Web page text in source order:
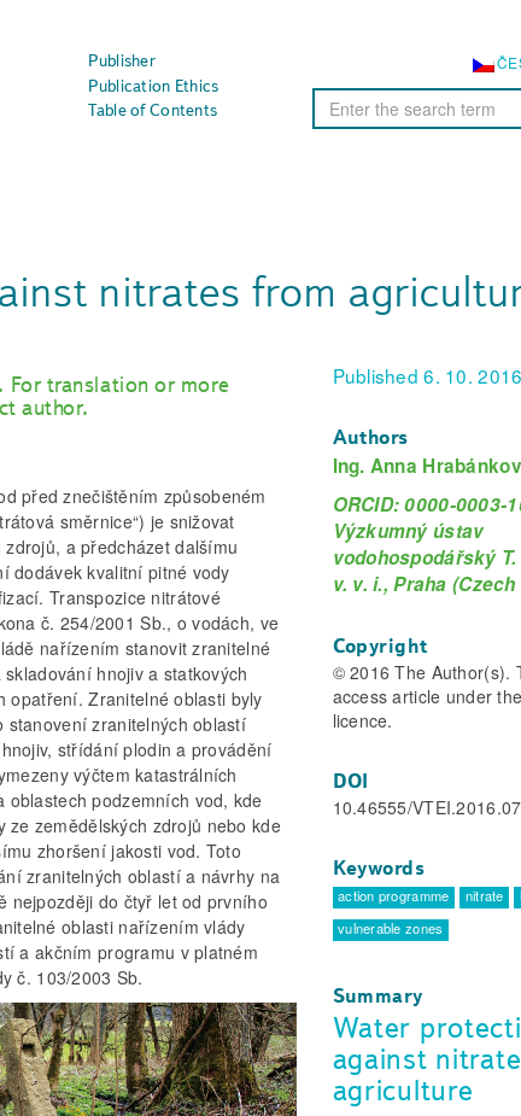
Publisher
Publication Ethics
Table of Contents
nitrates from
For translation or more
author.
před znečištěním způsobeném
směrnice“) je snižovat
a předcházet dalšímu
dodávek kvalitní pitné vody
Transpozice nitrátové
č. 254/2001 Sb., o vodách, ve
nařízením stanovit zranitelné
hnojiv a statkových
opatření. Zranitelné oblasti byly
stanovení zranitelných oblastí
střídání plodin a provádění
výčtem katastrálních
podzemních vod, kde
ze zemědělských zdrojů nebo kde
zhoršení jakosti vod. Toto
zranitelných oblastí a návrhy na
nejpozději do čtyř let od prvního
oblasti nařízením vlády
a akčním programu v platném
č. 103/2003 Sb.
Published 6. 10. 2016
Authors
Ing. Anna
ORCID: 0000-0003-
Výzkumný ústav
vodohospodářský
v. v. i., Praha
Copyright
© 2016 The Author(s).
access article under
licence.
DOI
10.46555/
Keywords
action programme nitrate
vulnerable zones
Summary
Water
against
agriculture